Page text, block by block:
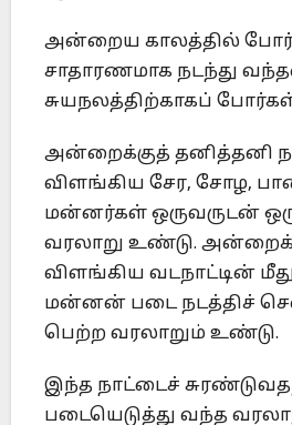
அன்றைய காலத்தில்
சாதாரணமாக நடந்து
சுயநலத்திற்காகப்
அன்றைக்குத் தனித்தனி
விளங்கிய சேர, சோழ,
மன்னர்கள் ஒருவருடன்
வரலாறு உண்டு.
விளங்கிய வடநாட்டின்
மன்னன் படை நடத்திச்
பெற்ற வரலாறும் உண்டு.
இந்த நாட்டைச்
படையெடுத்து வந்த